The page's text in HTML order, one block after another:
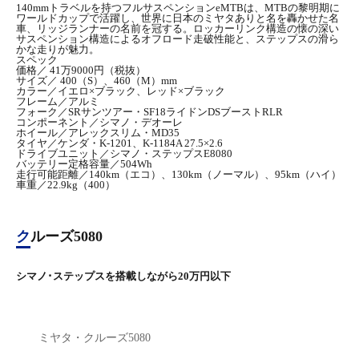
140mmトラベルを持つフルサスペンションeMTBは、MTBの黎明期に
ワールドカップで活躍し、世界に日本のミヤタありと名を轟かせた名
車、リッジランナーの名前を冠する。ロッカーリンク構造の懐の深い
サスペンション構造によるオフロード走破性能と、ステップスの滑ら
かな走りが魅力。
スペック
価格／ 41万9000円（税抜）
サイズ／ 400（S）、460（M）mm
カラー／イエロ×ブラック、レッド×ブラック
フレーム／アルミ
フォーク／SRサンツアー・SF18ライドンDSブーストRLR
コンポーネント／シマノ・デオーレ
ホイール／アレックスリム・MD35
タイヤ／ケンダ・K-1201、K-1184A 27.5×2.6
ドライブユニット／シマノ・ステップスE8080
バッテリー定格容量／504Wh
走行可能距離／140km（エコ）、130km（ノーマル）、95km（ハイ）
車重／22.9kg（400）
クルーズ5080
シマノ･ステップスを搭載しながら20万円以下
ミヤタ・クルーズ5080